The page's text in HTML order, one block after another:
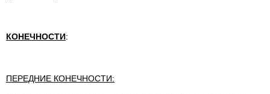
КОНЕЧНОСТИ:
ПЕРЕДНИЕ КОНЕЧНОСТИ: